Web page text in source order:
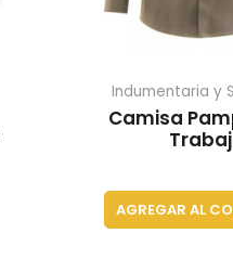
Indumentaria y
Camisa
AGREGAR AL